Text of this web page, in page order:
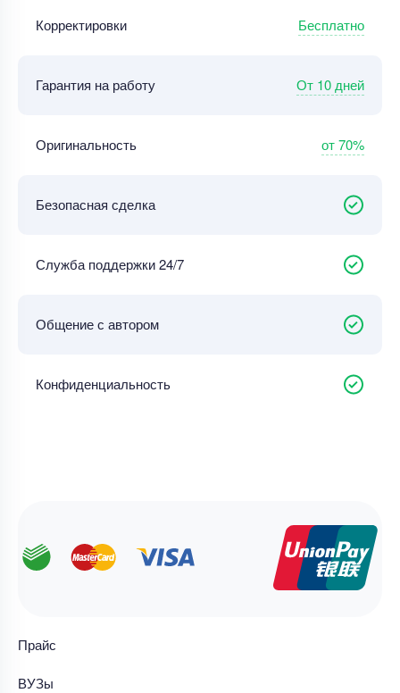
Корректировки Бесплатно
Гарантия на работу От 10 дней
Оригинальность от 70%
Безопасная сделка
Служба поддержки 24/7
Общение с автором
Конфиденциальность
Прайс
ВУЗы